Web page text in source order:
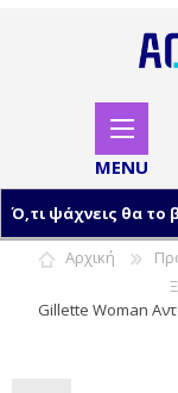
Αρχική
Gillette Woman